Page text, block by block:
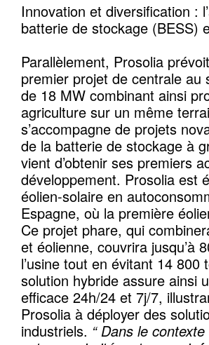
Innovation et diversification :
batterie de stockage (BESS)
Parallèlement, Prosolia
premier projet de centrale au
de 18 MW combinant ainsi
agriculture sur un même
s’accompagne de projets
de la batterie de stockage à
vient d’obtenir ses premiers
développement. Prosolia est
éolien-solaire en
Espagne, où la première
Ce projet phare, qui
et éolienne, couvrira jusqu’à
l’usine tout en évitant 14
solution hybride assure ainsi
efficace 24h/24 et 7j/7,
Prosolia à déployer des
industriels. “ Dans le